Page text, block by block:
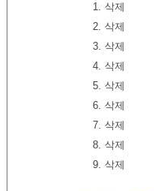
1. 삭제
2. 삭제
3. 삭제
4. 삭제
5. 삭제
6. 삭제
7. 삭제
8. 삭제
9. 삭제